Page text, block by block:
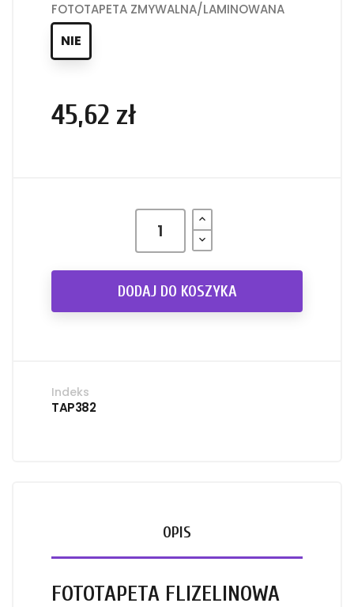
FOTOTAPETA ZMYWALNA/LAMINOWANA
NIE
45,62 zł
DODAJ DO KOSZYKA
Indeks
TAP382
OPIS
FOTOTAPETA FLIZELINOWA